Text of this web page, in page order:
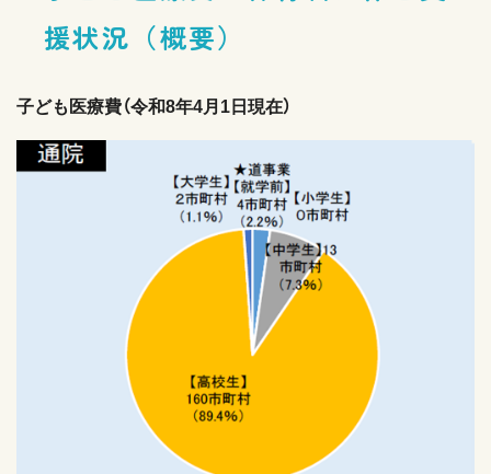
援状況（概要）
子ども医療費（令和8年4月1日現在）